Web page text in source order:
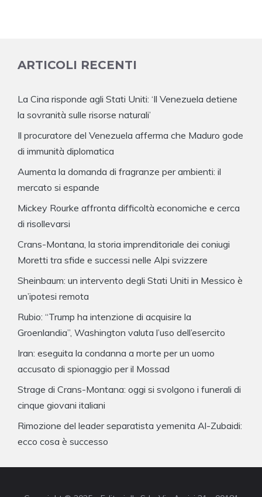
ARTICOLI RECENTI
La Cina risponde agli Stati Uniti: ‘Il Venezuela detiene
la sovranità sulle risorse naturali’
Il procuratore del Venezuela afferma che Maduro gode
di immunità diplomatica
Aumenta la domanda di fragranze per ambienti: il
mercato si espande
Mickey Rourke affronta difficoltà economiche e cerca
di risollevarsi
Crans-Montana, la storia imprenditoriale dei coniugi
Moretti tra sfide e successi nelle Alpi svizzere
Sheinbaum: un intervento degli Stati Uniti in Messico è
un’ipotesi remota
Rubio: “Trump ha intenzione di acquisire la
Groenlandia”, Washington valuta l’uso dell’esercito
Iran: eseguita la condanna a morte per un uomo
accusato di spionaggio per il Mossad
Strage di Crans-Montana: oggi si svolgono i funerali di
cinque giovani italiani
Rimozione del leader separatista yemenita Al-Zubaidi:
ecco cosa è successo